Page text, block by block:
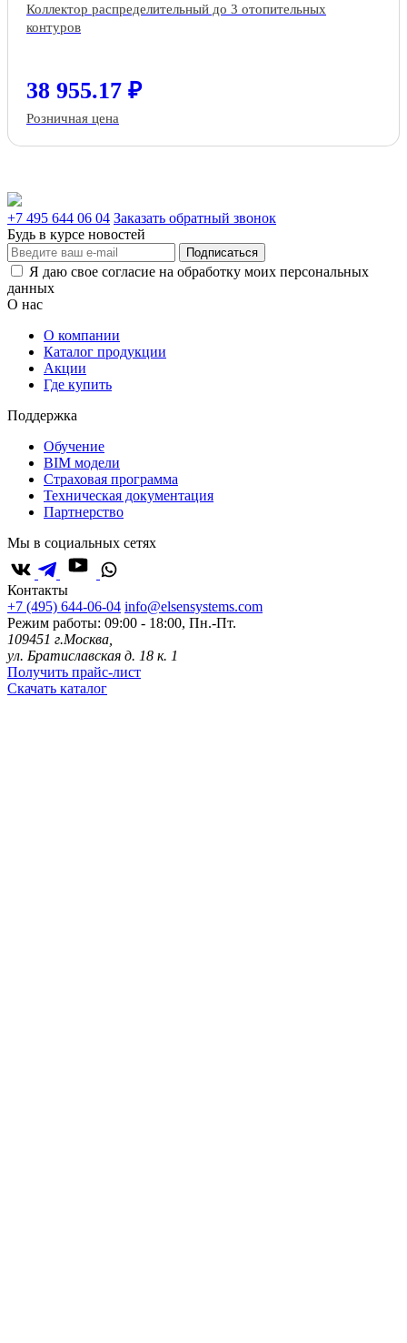
Коллектор распределительный до 3 отопительных
контуров
38 955.17 ₽
Розничная цена
+7 495 644 06 04 Заказать обратный звонок
Будь в курсе новостей
Подписаться
Я даю свое согласие на обработку моих персональных
данных
О нас
О компании
Каталог продукции
Акции
Где купить
Поддержка
Обучение
BIM модели
Страховая программа
Техническая документация
Партнерство
Мы в социальных сетях
Контакты
+7 (495) 644-06-04 info@elsensystems.com
Режим работы: 09:00 - 18:00, Пн.-Пт.
109451 г.Москва,
ул. Братиславская д. 18 к. 1
Получить прайс-лист
Скачать каталог